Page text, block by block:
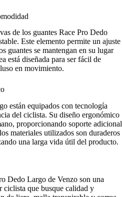
de los guantes Race Pro Dedo
Este elemento permite un ajuste
guantes se mantengan en su lugar
está diseñada para ser fácil de
en movimiento.
están equipados con tecnología
del ciclista. Su diseño ergonómico
proporcionando soporte adicional
materiales utilizados son duraderos
una larga vida útil del producto.
Dedo Largo de Venzo son una
ciclista que busque calidad y